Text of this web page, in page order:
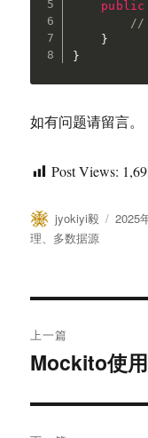
public
//
}
}
如有问题请留言。
Post Views:
作
者
jyokiyi毅
发
2025
理、 多数据源
章
航
上一篇
上
文
Mockito使